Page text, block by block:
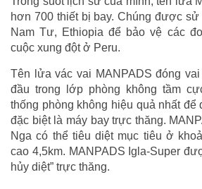
hơn 700 thiết bị bay. Chúng được
Nam Tư, Ethiopia để bảo vệ các
cuộc xung đột ở Peru.
Tên lửa vác vai MANPADS đóng
đầu trong lớp phòng không tầm
thống phòng không hiệu quả nhất để
đặc biệt là máy bay trực thăng.
Nga có thể tiêu diệt mục tiêu ở
cao 4,5km. MANPADS Igla-Super
hủy diệt” trực thăng.